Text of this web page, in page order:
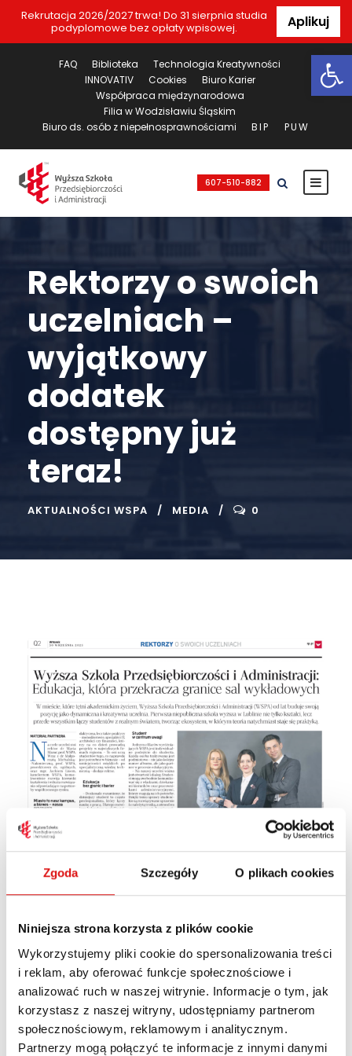
Zgoda Szczegóły O plikach cookies
Niniejsza strona korzysta z plików cookie
Wykorzystujemy pliki cookie do spersonalizowania treści
i reklam, aby oferować funkcje społecznościowe i
analizować ruch w naszej witrynie. Informacje o tym, jak
korzystasz z naszej witryny, udostępniamy partnerom
społecznościowym, reklamowym i analitycznym.
Partnerzy mogą połączyć te informacje z innymi danymi
Rekrutacja 2026/2027 trwa! Do 31 sierpnia studia
podyplomowe bez opłaty wpisowej.
Aplikuj
FAQ Biblioteka
Technologia Kreatywności
INNOVATIV
Cookies
Biuro Karier
Współpraca międzynarodowa
Filia w Wodzisławiu Śląskim
Biuro ds. osób z niepełnosprawnościami
BIP PUW
607-510-882
Rektorzy o swoich
uczelniach –
wyjątkowy
dodatek
dostępny już
teraz!
AKTUALNOŚCI WSPA MEDIA 0
Zachęcamy do lektury najnowszego dodatku
„Rektorzy o swoich uczelniach”,
opublikowanego przezRzeczpospolitą. To
wyjątkowa publikacja, w której rektorzy
polskich uczelni dzielą się swoją wizją
kształcenia, wyzwaniami i pomysłami na rozwój